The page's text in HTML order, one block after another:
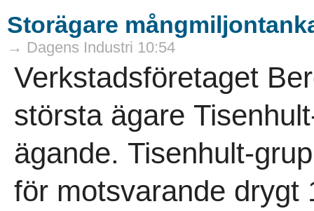
Storägare
→ Dagens Industri 10:54
Verkstadsföretaget
största ägare
ägande. Tisenhult-
för motsvarande drygt